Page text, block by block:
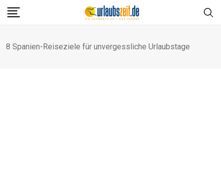
Skip
8 Spanien-Reiseziele für unvergessliche Urlaubstage